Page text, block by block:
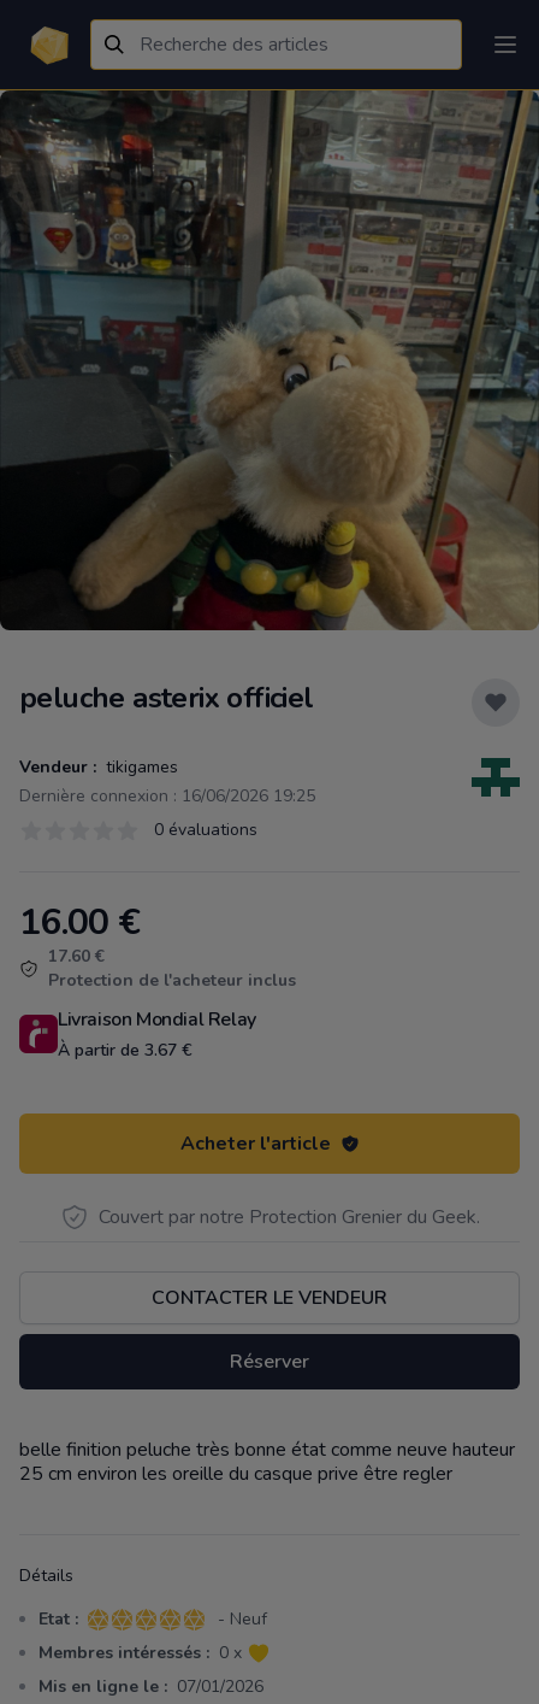
peluche asterix officiel
Vendeur : tikigames
Dernière connexion : 16/06/2026 19:25
0 évaluations
Product information
16.00 €
17.60 €
Protection de l'acheteur inclus
Livraison Mondial Relay
À partir de 3.67 €
Acheter l'article
Couvert par notre Protection Grenier du Geek.
CONTACTER LE VENDEUR
Réserver
Description
belle finition peluche très bonne état comme neuve hauteur
25 cm environ les oreille du casque prive être regler
Détails
Etat : 5 sur 5 étoiles
- Neuf
Membres intéressés : 0 x
Mis en ligne le : 07/01/2026